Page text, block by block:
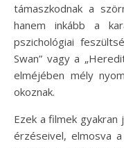
támaszkodnak a
hanem inkább a
pszichológiai
Swan” vagy a
elméjében mély
okoznak.
Ezek a filmek gyakran
érzéseivel, elmosva